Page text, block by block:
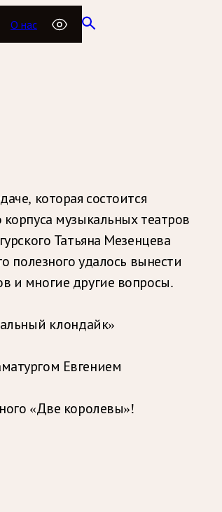
О нас
которая состоится
музыкальных театров
Татьяна Мезенцева
полезного удалось вынести
и многие другие вопросы.
клондайк»
Евгением
«Две королевы»!